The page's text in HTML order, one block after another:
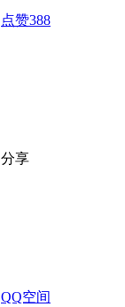
点赞388
分享
QQ空间